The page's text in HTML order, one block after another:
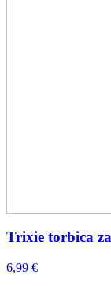
Trixie torbica
6,99 €